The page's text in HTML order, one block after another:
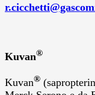
Kuvan®
Kuvan®